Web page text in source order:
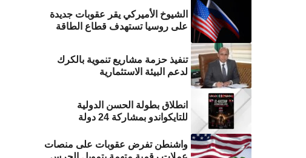
الشيوخ الأميركي يقر عقوبات جديدة
على روسيا تستهدف قطاع الطاقة
تنفيذ حزمة مشاريع تنموية بالكرك
لدعم البيئة الاستثمارية
انطلاق بطولة الحسن الدولية
للتايكواندو بمشاركة 24 دولة
واشنطن تفرض عقوبات على منصات